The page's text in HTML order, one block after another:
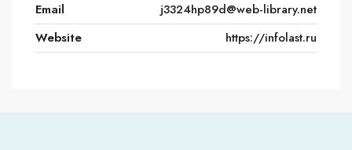
Email
j3324hp89d@web-library.net
Website
https://infolast.ru